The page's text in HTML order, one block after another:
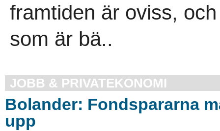
framtiden är oviss,
som är bä..
JOBB & PRIVATEKONOMI
Bolander: Fondspararna
upp